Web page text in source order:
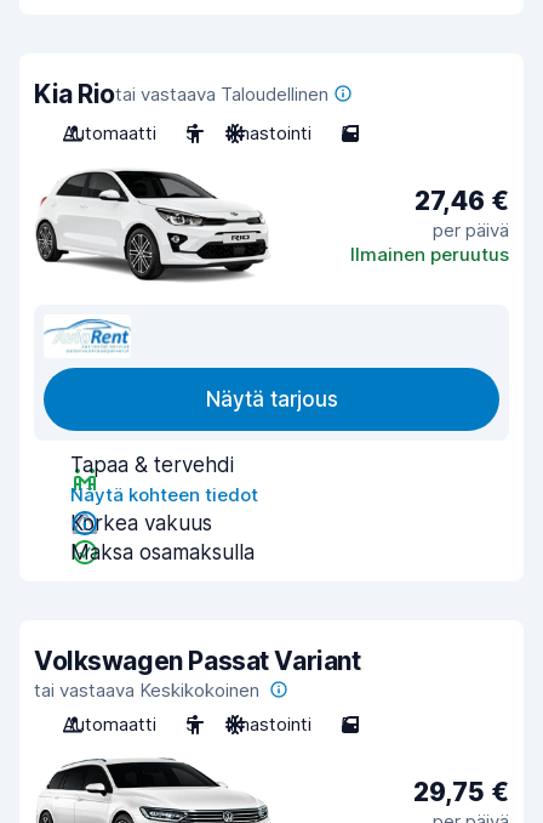
Kia Riotai vastaava Taloudellinen
Automaatti
5 Ilmastointi 5
27,46 €
per päivä
Ilmainen peruutus
Näytä tarjous
Tapaa & tervehdi
Näytä kohteen tiedot
Korkea vakuus
Maksa osamaksulla
Volkswagen Passat Variant
tai vastaava Keskikokoinen
Automaatti
5 Ilmastointi 5
29,75 €